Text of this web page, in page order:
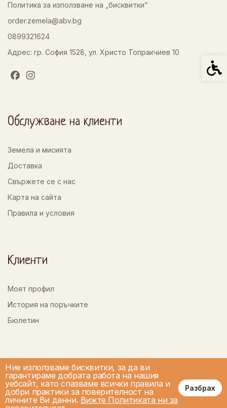
Ние използваме бисквитки, за да ви
гарантираме добрата работа на нашия
уебсайт, като спазваме всички правила и
добри практики за поверителност на
личните Ви данни. Вижте Политиката ни за
Разбрах
Политика за използване на „бисквитки“
order.zemela@abv.bg
0899321624
Адрес: гр. София 1528, ул. Христо Топракчиев 10
Обслужване на клиенти
Земела и мисията
Доставка
Свържете се с нас
Карта на сайта
Правила и условия
Клиенти
Моят профил
История на поръчките
Бюлетин